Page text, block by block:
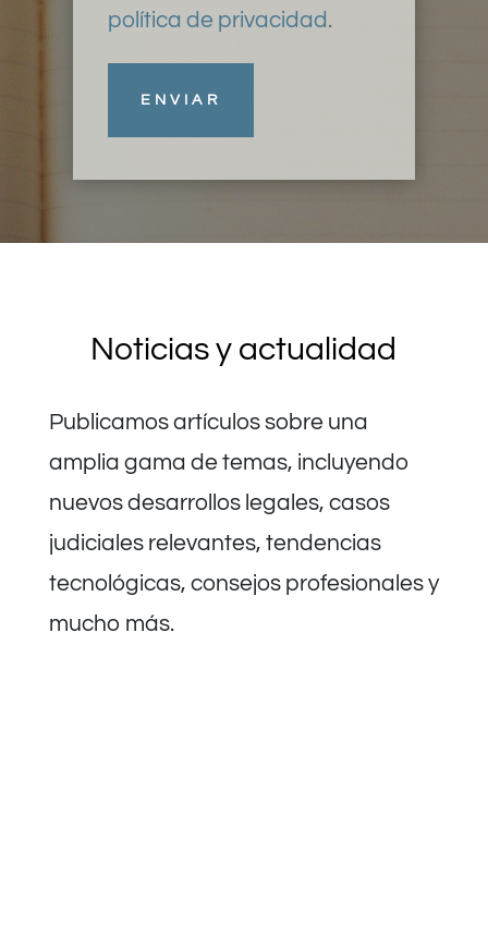
política de privacidad.
Noticias y actualidad
Publicamos artículos sobre una
amplia gama de temas, incluyendo
nuevos desarrollos legales, casos
judiciales relevantes, tendencias
tecnológicas, consejos profesionales y
mucho más.